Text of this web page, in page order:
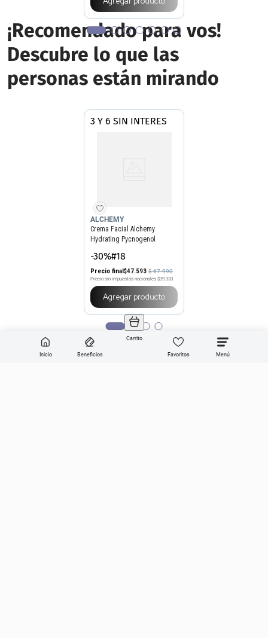
Inicio Beneficios
Carrito
Favoritos
¡Recomendado para vos!
Descubre lo que las
personas están mirando
3 Y 6 SIN INTERES
ALCHEMY
Crema Facial Alchemy
Hydrating Pycnogenol
-30%#18
Precio final$47.593 $67.990
Precio sin impuestos nacionales $39.333
Agregar producto